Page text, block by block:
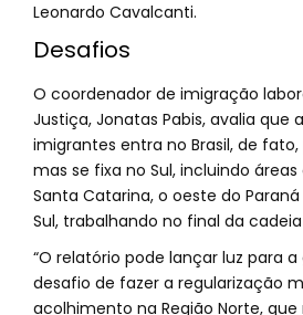
Leonardo Cavalcanti.
Desafios
O coordenador de imigração
Justiça, Jonatas Pabis, avalia que
imigrantes entra no Brasil, de fato,
mas se fixa no Sul, incluindo
Santa Catarina, o oeste do
Sul, trabalhando no final da
“O relatório pode lançar luz para
desafio de fazer a regularização
acolhimento na Região Norte, que